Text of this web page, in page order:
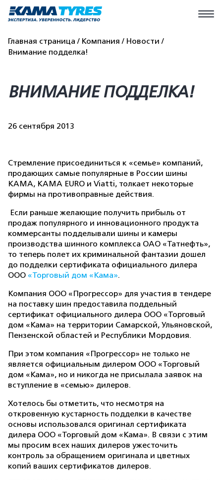
Главная страница Компания
Новости
Внимание подделка!
ВНИМАНИЕ ПОДДЕЛКА!
26 сентября 2013
Стремление присоединиться к «семье» компаний,
продающих самые популярные в России шины
КАМА, КАМА EURO и Viatti, толкает некоторые
фирмы на противоправные действия.
Если раньше желающие получить прибыль от
продаж популярного и инновационного продукта
коммерсанты подделывали шины и камеры
производства шинного комплекса ОАО «Татнефть»,
то теперь полет их криминальной фантазии дошел
до подделки сертификата официального дилера
ООО «Торговый дом «Кама».
Компания ООО «Прогрессор» для участия в тендере
на поставку шин предоставила поддельный
сертификат официального дилера ООО «Торговый
дом «Кама» на территории Самарской, Ульяновской,
Пензенской областей и Республики Мордовия.
При этом компания «Прогрессор» не только не
является официальным дилером ООО «Торговый
дом «Кама», но и никогда не присылала заявок на
вступление в «семью» дилеров.
Хотелось бы отметить, что несмотря на
откровенную кустарность подделки в качестве
основы использовался оригинал сертификата
дилера ООО «Торговый дом «Кама». В связи с этим
мы просим всех наших дилеров ужесточить
контроль за обращением оригинала и цветных
копий ваших сертификатов дилеров.